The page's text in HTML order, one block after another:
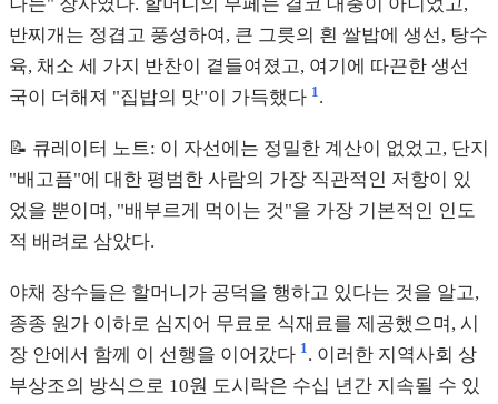
나는" 장사였다. 할머니의 부페는 결코 대충이 아니었고,
반찌개는 정겹고 풍성하여, 큰 그릇의 흰 쌀밥에 생선, 탕수
육, 채소 세 가지 반찬이 곁들여졌고, 여기에 따끈한 생선
국이 더해져 "집밥의 맛"이 가득했다 1 .
📝 큐레이터 노트: 이 자선에는 정밀한 계산이 없었고, 단지
"배고픔"에 대한 평범한 사람의 가장 직관적인 저항이 있
었을 뿐이며, "배부르게 먹이는 것"을 가장 기본적인 인도
적 배려로 삼았다.
야채 장수들은 할머니가 공덕을 행하고 있다는 것을 알고,
종종 원가 이하로 심지어 무료로 식재료를 제공했으며, 시
장 안에서 함께 이 선행을 이어갔다 1. 이러한 지역사회 상
부상조의 방식으로 10원 도시락은 수십 년간 지속될 수 있